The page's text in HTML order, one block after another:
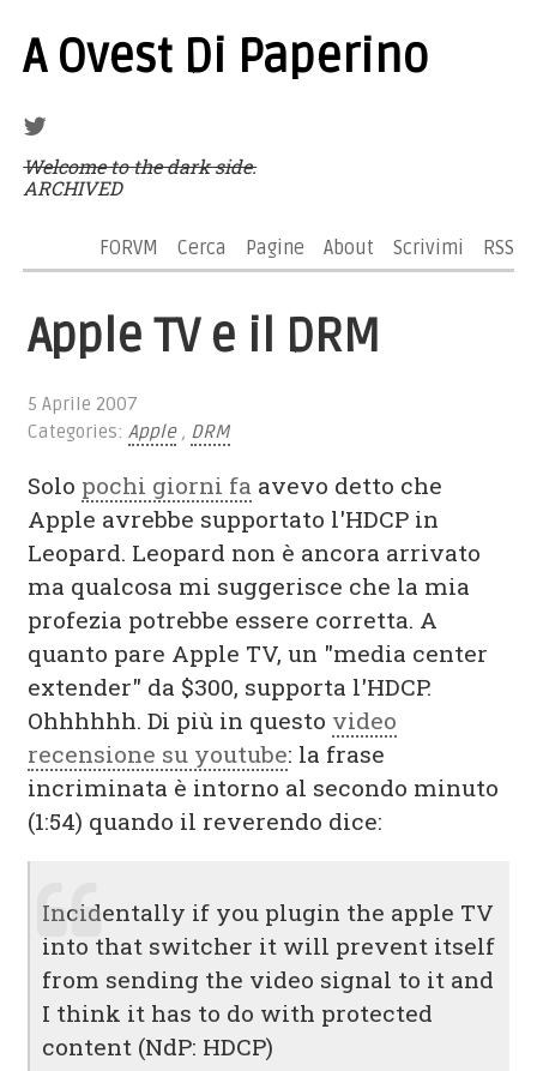
A Ovest Di Paperino
Welcome to the dark side.
ARCHIVED
FORVM Cerca Pagine About Scrivimi RSS
Apple TV e il DRM
5 Aprile 2007
Categories:Apple, DRM
Solo pochi giorni fa avevo detto che
Apple avrebbe supportato l'HDCP in
Leopard. Leopard non è ancora arrivato
ma qualcosa mi suggerisce che la mia
profezia potrebbe essere corretta. A
quanto pare Apple TV, un "media center
extender" da $300, supporta l'HDCP.
Ohhhhhh. Di più in questo video
recensione su youtube: la frase
incriminata è intorno al secondo minuto
(1:54) quando il reverendo dice:
Incidentally if you plugin the apple TV
into that switcher it will prevent itself
from sending the video signal to it and
I think it has to do with protected
content (NdP: HDCP)